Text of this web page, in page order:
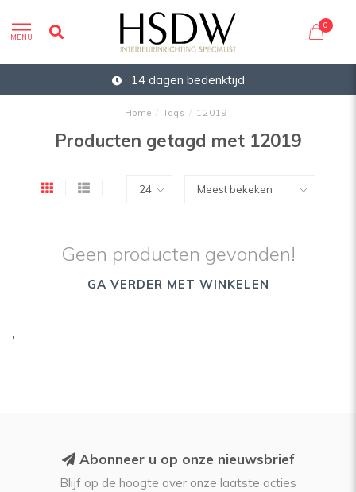
MENU
0
14 dagen bedenktijd
Home / Tags / 12019
Producten getagd met 12019
Geen producten gevonden!
GA VERDER MET WINKELEN
'
Abonneer u op onze nieuwsbrief
Blijf op de hoogte over onze laatste acties